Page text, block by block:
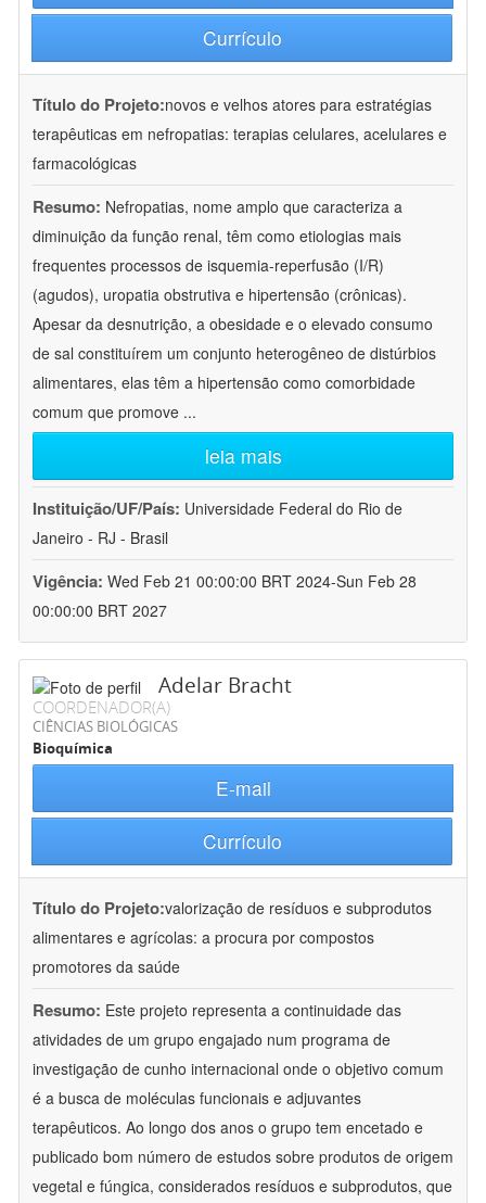
Currículo
Título do Projeto:novos e velhos atores para estratégias
terapêuticas em nefropatias: terapias celulares, acelulares e
farmacológicas
Resumo: Nefropatias, nome amplo que caracteriza a
diminuição da função renal, têm como etiologias mais
frequentes processos de isquemia-reperfusão (I/R)
(agudos), uropatia obstrutiva e hipertensão (crônicas).
Apesar da desnutrição, a obesidade e o elevado consumo
de sal constituírem um conjunto heterogêneo de distúrbios
alimentares, elas têm a hipertensão como comorbidade
comum que promove ...
leia mais
Instituição/UF/País: Universidade Federal do Rio de
Janeiro - RJ - Brasil
Vigência: Wed Feb 21 00:00:00 BRT 2024-Sun Feb 28
00:00:00 BRT 2027
Adelar Bracht
COORDENADOR(A)
CIÊNCIAS BIOLÓGICAS
Bioquímica
E-mail
Currículo
Título do Projeto:valorização de resíduos e subprodutos
alimentares e agrícolas: a procura por compostos
promotores da saúde
Resumo: Este projeto representa a continuidade das
atividades de um grupo engajado num programa de
investigação de cunho internacional onde o objetivo comum
é a busca de moléculas funcionais e adjuvantes
terapêuticos. Ao longo dos anos o grupo tem encetado e
publicado bom número de estudos sobre produtos de origem
vegetal e fúngica, considerados resíduos e subprodutos, que